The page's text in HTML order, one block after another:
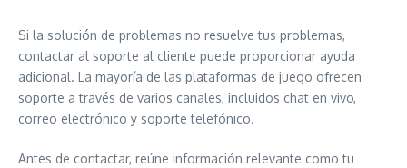
Si la solución de problemas no resuelve tus problemas,
contactar al soporte al cliente puede proporcionar ayuda
adicional. La mayoría de las plataformas de juego ofrecen
soporte a través de varios canales, incluidos chat en vivo,
correo electrónico y soporte telefónico.
Antes de contactar, reúne información relevante como tu